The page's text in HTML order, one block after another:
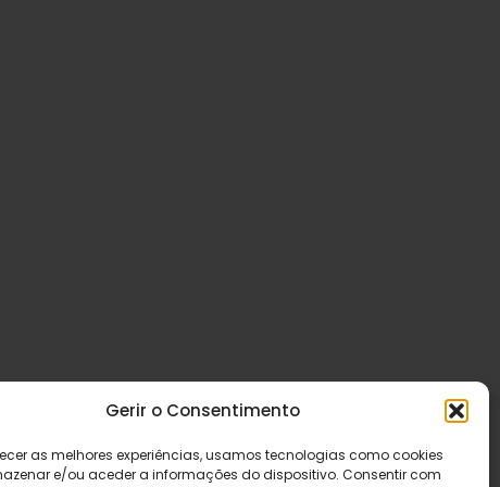
Gerir o Consentimento
as melhores experiências, usamos tecnologias como cookies
e/ou aceder a informações do dispositivo. Consentir com